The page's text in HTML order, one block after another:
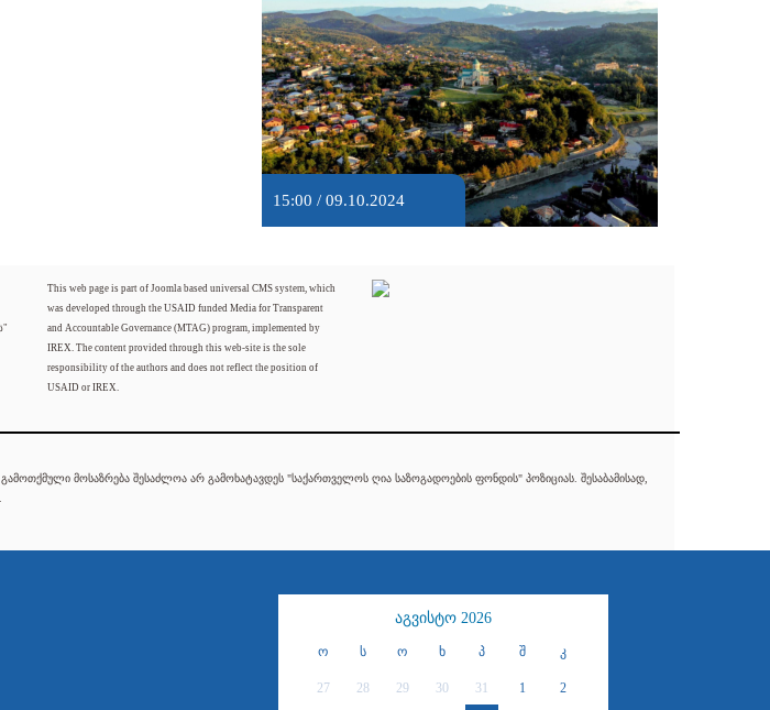
15:00 / 09.10.2024
This web page is part of Joomla based universal CMS system, which
was developed through the USAID funded Media for Transparent
and Accountable Governance (MTAG) program, implemented by
IREX. The content provided through this web-site is the sole
responsibility of the authors and does not reflect the position of
USAID or IREX.
მოსაზრება შესაძლოა არ გამოხატავდეს "საქართველოს ღია საზოგადოების ფონდის" პოზიციას. შესაბამისად,
აგვისტო 2026
ო ს ო ხ პ შ კ
27 28 29 30 31 1 2